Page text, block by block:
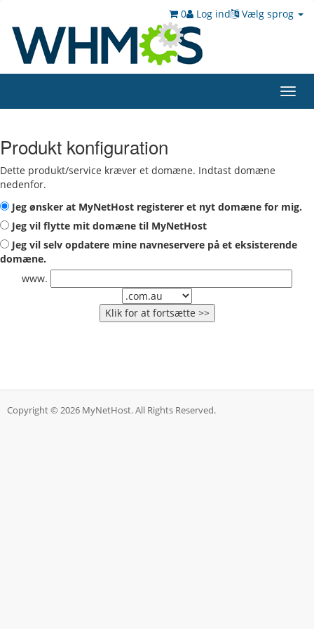
Vælg sprog
Log ind
0
Produkt konfiguration
Dette produkt/service kræver et domæne. Indtast domæne
nedenfor.
Jeg ønsker at MyNetHost registerer et nyt domæne for mig.
Jeg vil flytte mit domæne til MyNetHost
Jeg vil selv opdatere mine navneservere på et eksisterende
domæne.
www.
Copyright © 2026 MyNetHost. All Rights Reserved.